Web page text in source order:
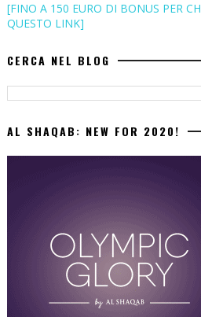
[FINO A 150 EURO DI BONUS PER
QUESTO LINK]
CERCA NEL BLOG
AL SHAQAB: NEW FOR 2020!